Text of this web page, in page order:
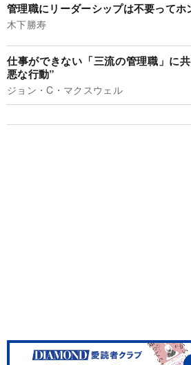
管理職にリーダーシップは不要ってホ
木下勝寿
仕事ができない「三流の管理職」に
悪な行動”
ジョン・C・マクスウェル